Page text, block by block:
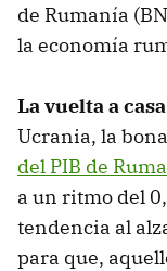
de Rumanía
la economía
La vuelta a
Ucrania, la
del PIB de
a un ritmo del
tendencia al
para que,